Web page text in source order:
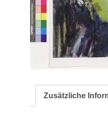
Zusätzliche